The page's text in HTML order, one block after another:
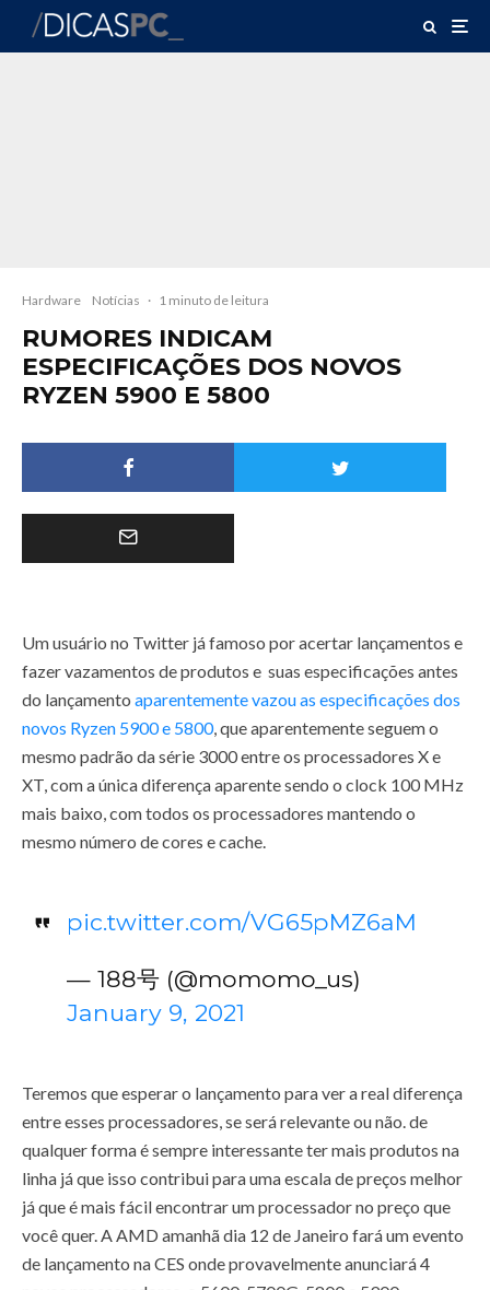
Hardware Notícias · 1 minuto de leitura
RUMORES INDICAM
ESPECIFICAÇÕES DOS NOVOS
RYZEN 5900 E 5800
Um usuário no Twitter já famoso por acertar lançamentos e
fazer vazamentos de produtos e suas especificações antes
do lançamento aparentemente vazou as especificações dos
novos Ryzen 5900e 5800, que aparentemente seguem o
mesmo padrão da série 3000 entre os processadores X e
XT, com a única diferença aparente sendo o clock 100 MHz
mais baixo, com todos os processadores mantendo o
mesmo número de cores e cache.
pic.twitter.com/VG65pMZ6aM
— 188号 (@momomo_us)
January 9, 2021
Teremos que esperar o lançamento para ver a real diferença
entre esses processadores, se será relevante ou não. de
qualquer forma é sempre interessante ter mais produtos na
linha já que isso contribui para uma escala de preços melhor
já que é mais fácil encontrar um processador no preço que
você quer. A AMD amanhã dia 12 de Janeiro fará um evento
de lançamento na CES onde provavelmente anunciará 4